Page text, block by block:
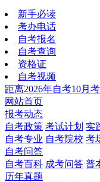
新手必读
考办电话
自考报名
自考查询
资格证
自考视频
距离2026年自考10月
网站首页
报考动态
自考政策 考试计划 实
自考专业 自考院校 考
自考问答
自考百科 成考问答 普
历年真题